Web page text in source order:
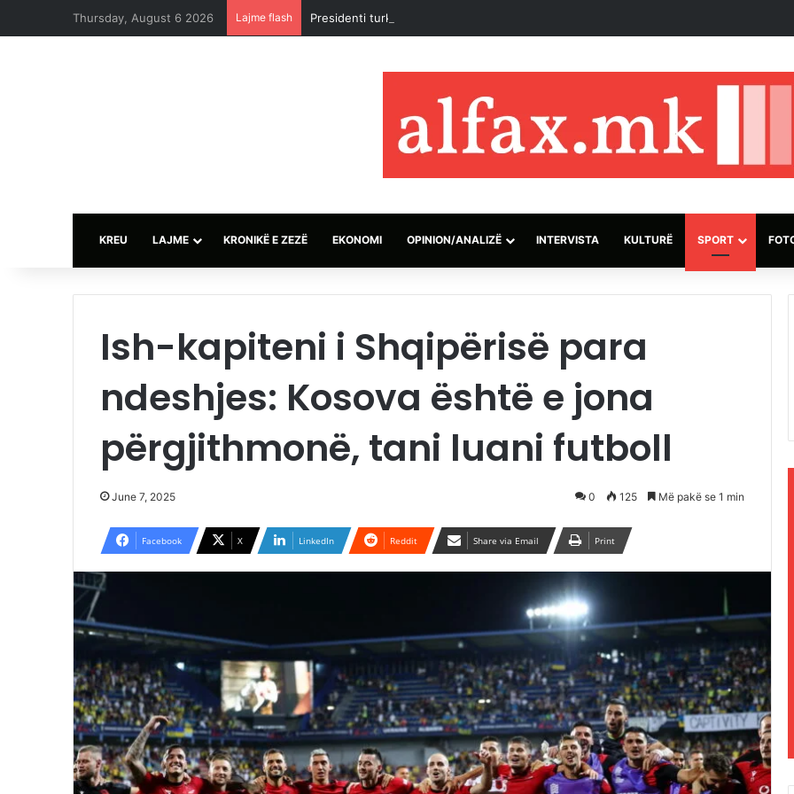
Thursday, August 6 2026 Lajme flash Presidenti turk Erdogan nesër për vizitë pune në Arabinë Saudite
KREU LAJME KRONIKË E ZEZË EKONOMI OPINION/ANALIZË INTERVISTA KULTURË SPORT
Ish-kapiteni i Shqipërisë para
ndeshjes: Kosova është e jona
përgjithmonë, tani luani futboll
June 7, 2025 0 125 Më pakë se 1 min
Facebook X LinkedIn Reddit Share via Email Print